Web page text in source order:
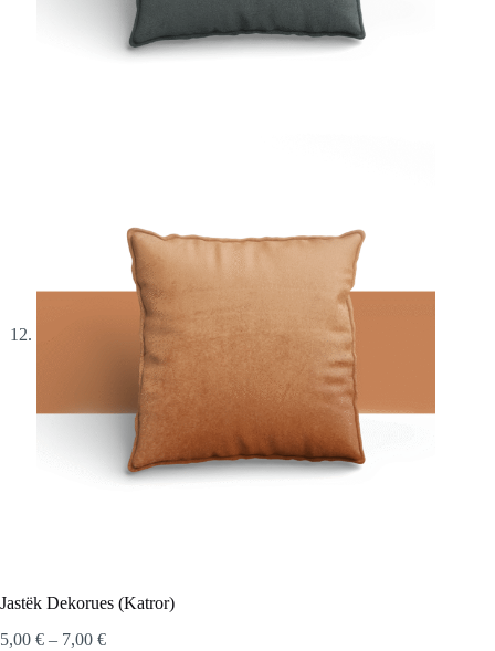
Jastëk Dekorues (Katror)
5,00 € – 7,00 €Price